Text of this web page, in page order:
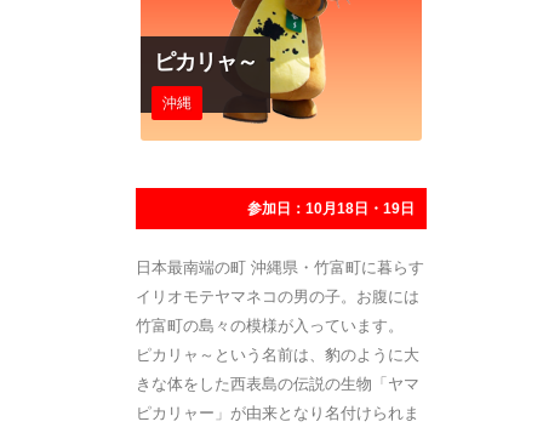
ピカリャ～
沖縄
参加日：10月18日・19日
日本最南端の町 沖縄県・竹富町に暮らす
イリオモテヤマネコの男の子。お腹には
竹富町の島々の模様が入っています。
ピカリャ～という名前は、豹のように大
きな体をした西表島の伝説の生物「ヤマ
ピカリャー」が由来となり名付けられま